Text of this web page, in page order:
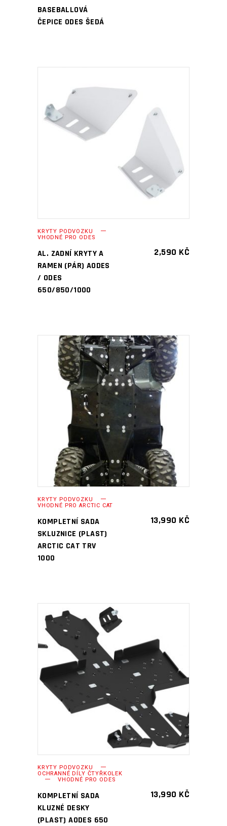
BASEBALLOVÁ
ČEPICE ODES ŠEDÁ
PŘIDAT DO KOŠÍKU
KRYTY PODVOZKU
VHODNÉ PRO ODES
AL. ZADNÍ KRYTY A
RAMEN (PÁR) AODES
/ ODES
650/850/1000
2,590 KČ
PŘIDAT DO KOŠÍKU
KRYTY PODVOZKU
VHODNÉ PRO ARCTIC CAT
KOMPLETNÍ SADA
SKLUZNICE (PLAST)
ARCTIC CAT TRV
1000
13,990 KČ
PŘIDAT DO KOŠÍKU
KRYTY PODVOZKU
OCHRANNÉ DÍLY ČTYŘKOLEK
VHODNÉ PRO ODES
KOMPLETNÍ SADA
KLUZNÉ DESKY
(PLAST) AODES 650
13,990 KČ